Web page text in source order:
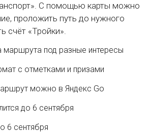
С помощью карты можно
проложить путь до нужного
счёт «Тройки».
маршрута под разные интересы
с отметками и призами
можно в Яндекс Go
до 6 сентября
6 сентября